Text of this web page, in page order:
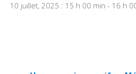
10 juillet, 2025 : 15 h 00 min - 16 h